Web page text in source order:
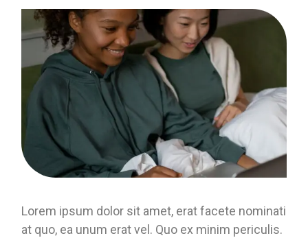
Lorem ipsum dolor sit amet, erat facete nominati
at quo, ea unum erat vel. Quo ex minim periculis.